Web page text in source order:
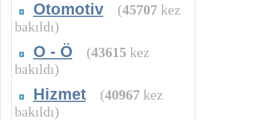
Otomotiv (45707kez
bakıldı)
O - Ö (43615 kez
bakıldı)
Hizmet (40967kez
bakıldı)